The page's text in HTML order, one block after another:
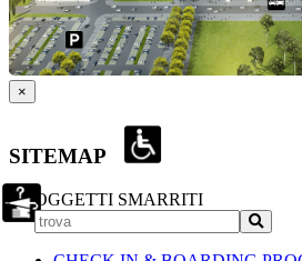
×
SITEMAP
OGGETTI SMARRITI